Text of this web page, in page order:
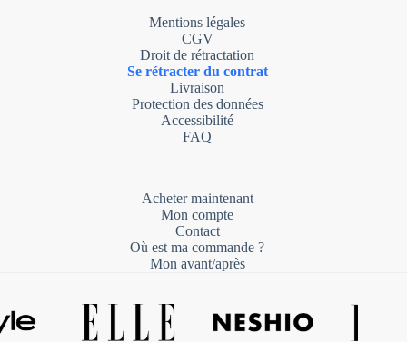
Mentions légales
CGV
Droit de rétractation
Se rétracter du contrat
Livraison
Protection des données
Accessibilité
FAQ
Acheter maintenant
Mon compte
Contact
Où est ma commande ?
Mon avant/après